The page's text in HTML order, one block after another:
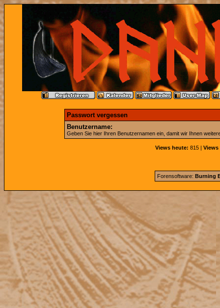
Passwort vergessen
Benutzername:
Geben Sie hier Ihren Benutzernamen ein, damit wir Ihnen
Views heute: 815 | Views
Forensoftware: Burning